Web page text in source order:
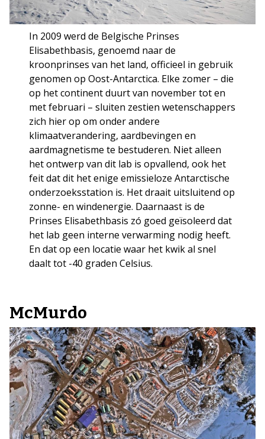
In 2009 werd de Belgische Prinses
Elisabethbasis, genoemd naar de
kroonprinses van het land, officieel in gebruik
genomen op Oost-Antarctica. Elke zomer – die
op het continent duurt van november tot en
met februari – sluiten zestien wetenschappers
zich hier op om onder andere
klimaatverandering, aardbevingen en
aardmagnetisme te bestuderen. Niet alleen
het ontwerp van dit lab is opvallend, ook het
feit dat dit het enige emissieloze Antarctische
onderzoeksstation is. Het draait uitsluitend op
zonne- en windenergie. Daarnaast is de
Prinses Elisabethbasis zó goed geïsoleerd dat
het lab geen interne verwarming nodig heeft.
En dat op een locatie waar het kwik al snel
daalt tot -40 graden Celsius.
McMurdo